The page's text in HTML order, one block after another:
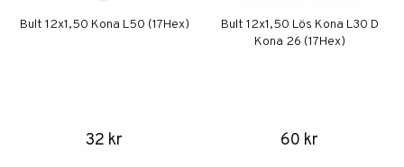
Bult 12x1,50 Kona L50 (17Hex)
32 kr
Bult 12x1,50 Lös Kona L30 D
Kona 26 (17Hex)
60 kr